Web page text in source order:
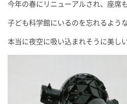
今年の春にリニューアルされ、座席
子ども科学館にいるのを忘れるよう
本当に夜空に吸い込まれそうに美し